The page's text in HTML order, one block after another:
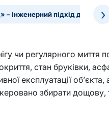
– інженерний підхід до ›
чи регулярного миття
стан бруківки,
експлуатації об’єкта,
збирати дощову,